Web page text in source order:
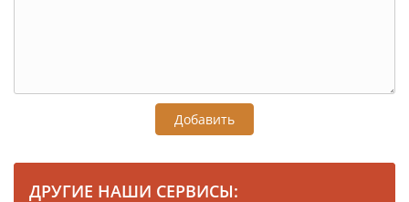
Добавить
ДРУГИЕ НАШИ СЕРВИСЫ: